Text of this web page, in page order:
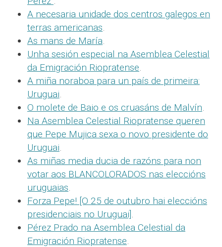
A necesaria unidade dos centros galegos en
terras americanas.
As mans de María.
Unha sesión especial na Asemblea Celestial
da Emigración Riopratense.
A miña noraboa para un país de primeira:
Uruguai.
O molete de Baio e os cruasáns de Malvín.
Na Asemblea Celestial Riopratense queren
que Pepe Mujica sexa o novo presidente do
Uruguai.
As miñas media ducia de razóns para non
votar aos BLANCOLORADOS nas eleccións
uruguaias.
Forza Pepe! [O 25 de outubro hai eleccións
presidenciais no Uruguai].
Pérez Prado na Asemblea Celestial da
Emigración Riopratense.